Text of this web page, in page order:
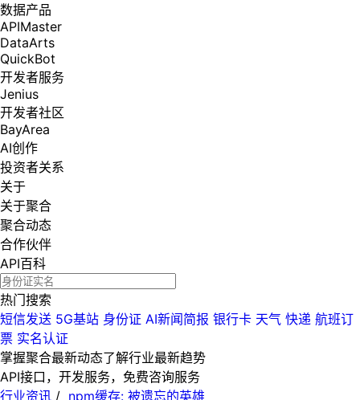
数据产品
APIMaster
DataArts
QuickBot
开发者服务
Jenius
开发者社区
BayArea
AI创作
投资者关系
关于
关于聚合
聚合动态
合作伙伴
API百科
热门搜索
短信发送 5G基站 身份证 AI新闻简报 银行卡 天气 快递 航班订
票 实名认证
掌握聚合最新动态了解行业最新趋势
API接口，开发服务，免费咨询服务
行业资讯 / npm缓存: 被遗忘的英雄